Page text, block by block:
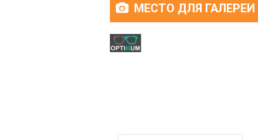
МЕСТО ДЛЯ ГАЛЕРЕИ